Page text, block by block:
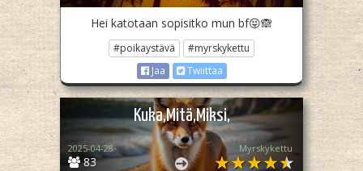
Hei katotaan sopisitko mun bf😝🙈
#poikaystävä
#myrskykettu
Jaa
Twiittaa
Kuka,Mitä,Miksi,
83
2025-04-28 Myrskykettu